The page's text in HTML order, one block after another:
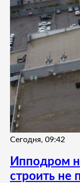
Сегодня, 09:42
Ипподром
строить не